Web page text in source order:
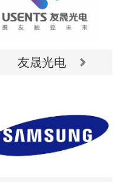
友晟光电
友晟光电